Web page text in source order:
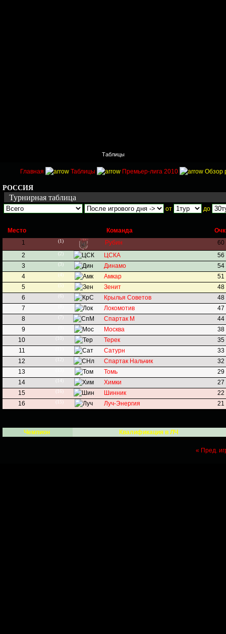
Таблицы
Главная Таблицы Премьер-лига 2010 Обзор
РОССИЯ
Турнирная таблица
от до
Место Команда
1
(1) Рубин
60
2
(2) ЦСКА
56
3
(3) Динамо
54
4
(4) Амкар
51
5
(5) Зенит
48
6
(6) Крылья Советов
48
7
Локомотив
47
8
(7) Спартак М
44
9
Москва
38
10
(10) Терек
35
11
Сатурн
33
12
(12) Спартак Нальчик
32
13
Томь
29
14
(14) Химки
27
15
(16) Шинник
22
16
(15) Луч-Энергия 21
Чемпион Квалификация в ЛЧ
« Пред.